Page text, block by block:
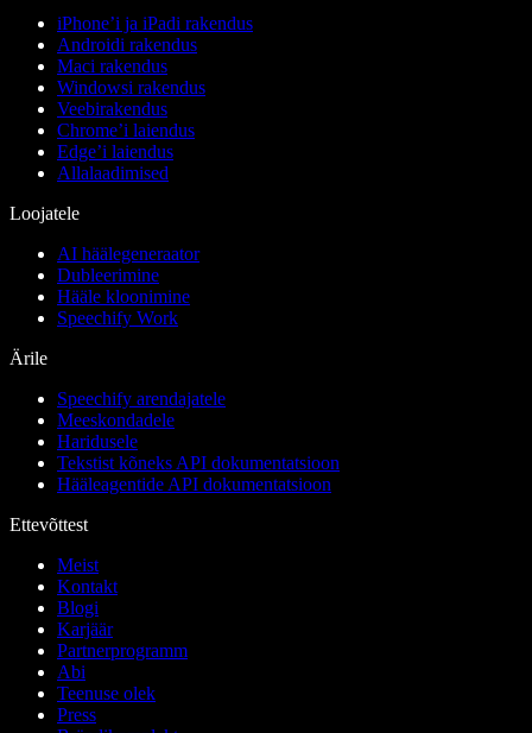
iPhone’i ja iPadi rakendus
Androidi rakendus
Maci rakendus
Windowsi rakendus
Veebirakendus
Chrome’i laiendus
Edge’i laiendus
Allalaadimised
Loojatele
AI häälegeneraator
Dubleerimine
Hääle kloonimine
Speechify Work
Ärile
Speechify arendajatele
Meeskondadele
Haridusele
Tekstist kõneks API dokumentatsioon
Hääleagentide API dokumentatsioon
Ettevõttest
Meist
Kontakt
Blogi
Karjäär
Partnerprogramm
Abi
Teenuse olek
Press